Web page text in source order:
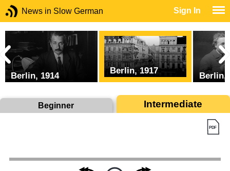
News in Slow German Sign In
Berlin, 1914 Berlin, 1917 Berlin,
Beginner Intermediate